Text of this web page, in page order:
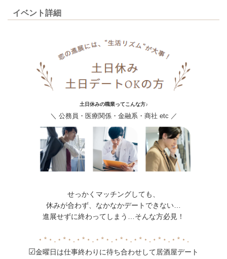
イベント詳細
土日休みの職業ってこんな方♪
＼ 公務員・医療関係・金融系・商社 etc ／
せっかくマッチングしても、
休みが合わず、なかなかデートできない…
進展せずに終わってしまう…そんな方必見！
☑金曜日は仕事終わりに待ち合わせして居酒屋デート